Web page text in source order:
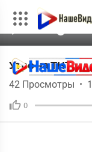
00:00
Утро на ТНТ
0
42 Просмотры ·